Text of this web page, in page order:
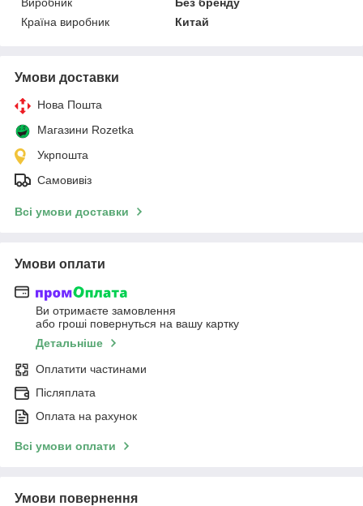
Країна виробник
Китай
Умови доставки
Нова Пошта
Магазини Rozetka
Укрпошта
Самовивіз
Всі умови доставки
Умови оплати
Ви отримаєте замовлення
або гроші повернуться на вашу картку
Детальніше
Оплатити частинами
Післяплата
Оплата на рахунок
Всі умови оплати
Умови повернення